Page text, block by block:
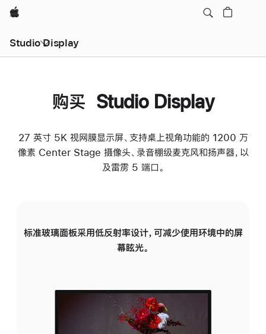
Apple
Studio Display
购买 Studio Display
27 英寸 5K 视网膜显示屏、支持桌上视角功能的 1200 万
像素 Center Stage 摄像头、录音棚级麦克风和扬声器，以
及雷雳 5 端口。
标准玻璃面板采用低反射率设计，可减少使用环境中的屏
幕眩光。